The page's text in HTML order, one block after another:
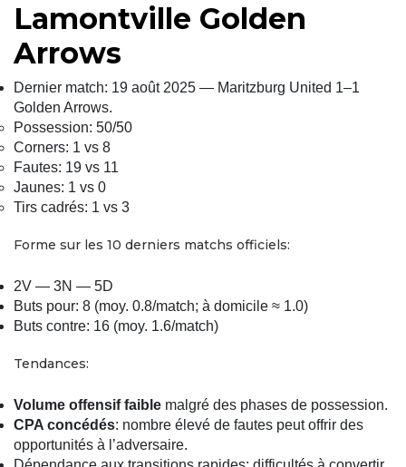
Lamontville Golden
Arrows
Dernier match: 19 août 2025 — Maritzburg United 1–1
Golden Arrows.
Possession: 50/50
Corners: 1 vs 8
Fautes: 19 vs 11
Jaunes: 1 vs 0
Tirs cadrés: 1 vs 3
Forme sur les 10 derniers matchs officiels:
2V — 3N — 5D
Buts pour: 8 (moy. 0.8/match; à domicile ≈ 1.0)
Buts contre: 16 (moy. 1.6/match)
Tendances:
Volume offensif faible malgré des phases de possession.
CPA concédés: nombre élevé de fautes peut offrir des
opportunités à l’adversaire.